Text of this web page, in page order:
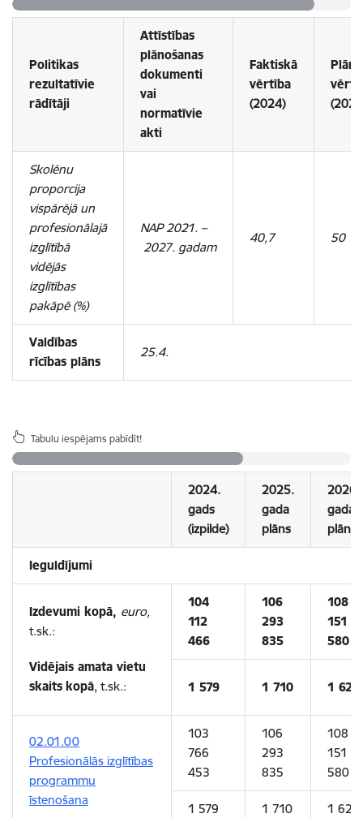
Politikas
rezultatīvie
rādītāji
Attīstības
plānošanas
dokumenti
vai
normatīvie
akti
Faktiskā
vērtība
(2024)
Skolēnu
proporcija
vispārējā un
profesionālajā
izglītībā
vidējās
izglītības
pakāpē (%)
NAP2021. –
2027. gadam
40,7 50
Valdības
rīcības plāns
25.4.
Tabulu iespējams pabīdīt!
2024.
gads
(izpilde)
2025.
gada
plāns
2026.
gada
plāns
Ieguldījumi
Izdevumi kopā, euro,
t.sk.:
Vidējais amata vietu
skaits kopā, t.sk.:
104
112
466
106
293
835
108
151
580
1 579 1 710 1 626
02.01.00
Profesionālās izglītības
programmu
īstenošana
103
766
453
106
293
835
108
151
580
1 579 1 710 1 626